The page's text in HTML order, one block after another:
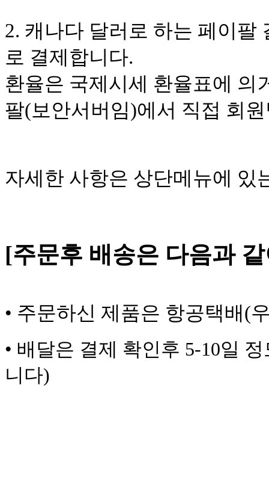
2. 캐나다 달러로 하는 페이팔
로 결제합니다.
환율은 국제시세 환율표에 의
팔(보안서버임)에서 직접 회
자세한 사항은 상단메뉴에 있
[주문후 배송은 다음과
• 주문하신 제품은 항공택배(
• 배달은 결제 확인후 5-10일
니다)